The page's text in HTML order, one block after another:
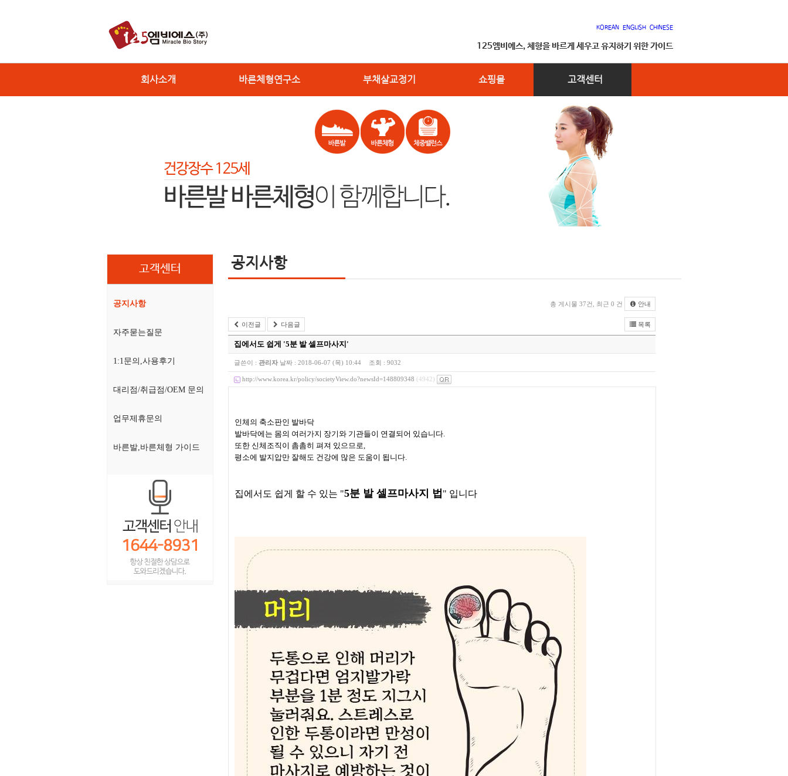
KOREAN ENGLISH CHINESE
125엠비에스, 체형을 바르게 세우고 유지하기 위한 가이드
회사소개 바른체형연구소 부채살교정기 쇼핑몰 고객센터
고객센터
공지사항
자주묻는질문
1:1문의,사용후기
대리점/취급점/OEM 문의
업무제휴문의
바른발,바른체형 가이드
공지사항
총 게시물 37건, 최근 0 건 안내
이전글 다음글 목록
집에서도 쉽게 '5분 발 셀프마사지'
글쓴이 : 관리자 날짜 : 2018-06-07 (목) 10:44 조회 : 9032
http://www.korea.kr/policy/societyView.do?newsId=148809348 (4942)
인체의 축소판인 발바닥
발바닥에는 몸의 여러가지 장기와 기관들이 연결되어 있습니다.
또한 신체조직이 촘촘히 펴져 있으므로,
평소에 발지압만 잘해도 건강에 많은 도움이 됩니다.
집에서도 쉽게 할 수 있는 "5분 발 셀프마사지 법 " 입니다